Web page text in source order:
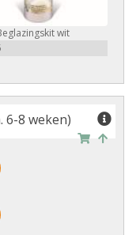
wit
6-8 weken)